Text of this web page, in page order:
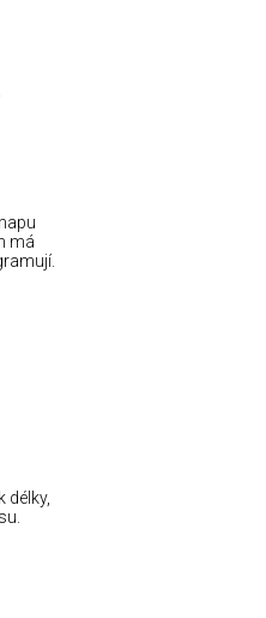
má
délky,